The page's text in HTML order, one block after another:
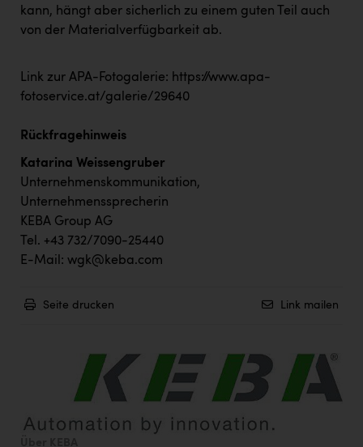
kann, hängt aber sicherlich zu einem guten Teil auch
von der Materialverfügbarkeit ab.
Link zur APA-Fotogalerie: https://www.apa-
fotoservice.at/galerie/29640
Rückfragehinweis
Katarina Weissengruber
Unternehmenskommunikation,
Unternehmenssprecherin
KEBA Group AG
Tel. +43 732/7090-25440
E-Mail: wgk@keba.com
Seite drucken Link mailen